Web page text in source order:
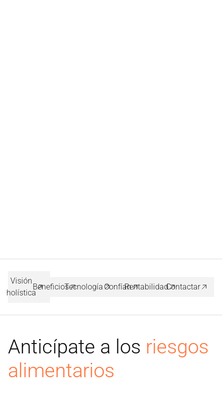
Visión
holística
BeneficiosTecnología ConfíanRentabilidadContactar
Anticípate a los riesgos
alimentarios